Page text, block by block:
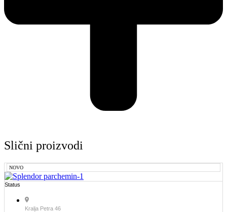
Slični proizvodi
NOVO
Status
Kralja Petra 46